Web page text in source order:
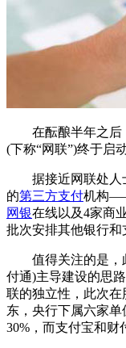
在酝酿半年之后
(下称“网联”)终于启
据接近网联处人
的第三方支付机构
网银在线以及4家商
批次安排其他银行和
值得关注的是，
付通)主导建设的思
联的独立性，此次
东，央行下属六家
30%，而支付宝和财